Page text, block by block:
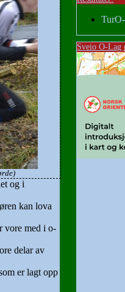
og i
kan lova
vore med i o-
delar av
er lagt opp
Sveio O-Lag